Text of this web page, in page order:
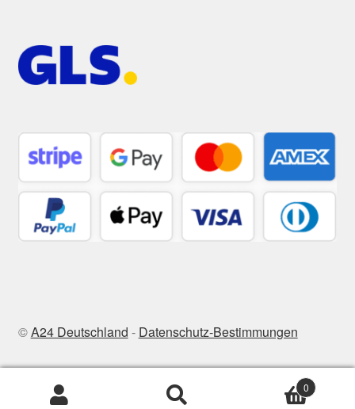
©A24 Deutschland - Datenschutz-Bestimmungen
Zoeken
0